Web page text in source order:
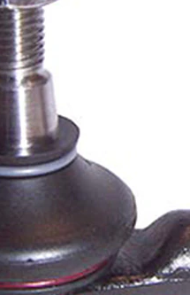
1,5 mm
M12 x
1,5 mm
83 mm
unsoare
sintetică